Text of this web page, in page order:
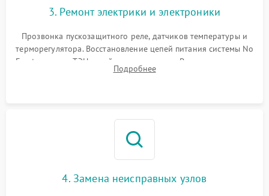
3. Ремонт электрики и электроники
Прозвонка пускозащитного реле, датчиков температуры и
терморегулятора. Восстановление цепей питания системы No
Frost, включая ТЭН оттайки и вентилятор. Ремонт или замена
платы управления при сбоях алгоритмов.
Подробнее
4. Замена неисправных узлов